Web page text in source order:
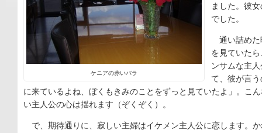
ケニアの赤いバラ
ました。彼
でした。
通い詰めた
を見ていた
ンサムな主
て、彼が言
に来ているよね、ぼくもきみのことをずっと見ていたよ」。こ
い主人公の心は揺れます（ぞくぞく）。
で、期待通りに、寂しい主婦はイケメン主人公に恋します。